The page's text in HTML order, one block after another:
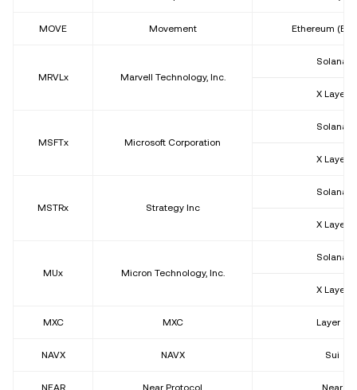
MOVE Movement Ethereum
MRVLx Marvell Technology, Inc.
Solana
X Layer
MSFTx Microsoft Corporation
Solana
X Layer
MSTRx Strategy Inc
Solana
X Layer
MUx Micron Technology, Inc.
Solana
X Layer
MXC MXC Layer 3
NAVX NAVX Sui
NEAR Near Protocol Near